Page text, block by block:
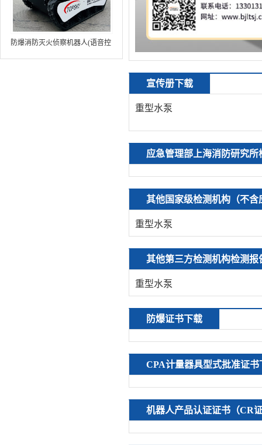
防爆消防灭火侦察机器人(语音控
制+跟随功能+5G控制+水炮跟踪
宣传册下载
重型水泵
应急管理部上海消防研究所
其他国家级检测机构（不
重型水泵
其他第三方检测机构检测报
重型水泵
防爆证书下载
CPA计量器具型式批准证书
机器人产品认证证书（CR